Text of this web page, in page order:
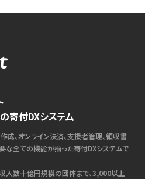
寄付DXシステム
成、オンライン決済、支援者管理、領収書
な全ての機能が揃った寄付DXシステムで
入数十億円規模の団体まで、3,000以上